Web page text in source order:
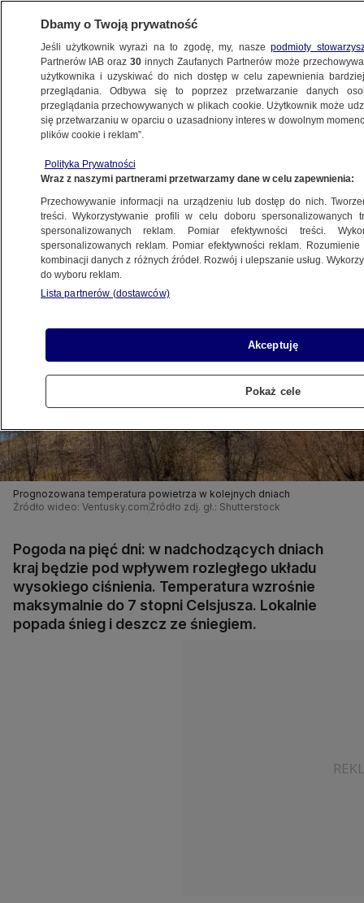
METEO
POGODA
aurą
28.02.2022, 14:36
Udostępnij
Prognozowana temperatura powietrza w kolejnych dniach
Źródło wideo: Ventusky.com Źródło zdj. gł.: Shutterstock
Pogoda na pięć dni: w nadchodzących dniach
kraj będzie pod wpływem rozległego układu
wysokiego ciśnienia. Temperatura wzrośnie
maksymalnie do 7 stopni Celsjusza. Lokalnie
popada śnieg i deszcz ze śniegiem.
Dbamy o Twoją prywatność
Jeśli użytkownik wyrazi na to zgodę, my, naszepodmioty
Partnerów IAB oraz30 innych Zaufanych Partnerów może
użytkownika i uzyskiwać do nich dostęp w celu zapewnienia
przeglądania. Odbywa się to poprzez przetwarzanie danych
przeglądania przechowywanych w plikach cookie. Użytkownik może
się przetwarzaniu w oparciu o uzasadniony interes w dowolnym
plików cookie i reklam”.
Polityka Prywatności
Wraz z naszymi partnerami przetwarzamy dane w celu zapewnienia:
Przechowywanie informacji na urządzeniu lub dostęp do nich.
treści. Wykorzystywanie profili w celu doboru spersonalizowanych
spersonalizowanych reklam. Pomiar efektywności treści.
spersonalizowanych reklam. Pomiar efektywności reklam.
kombinacji danych z różnych źródeł. Rozwój i ulepszanie usług.
do wyboru reklam.
Lista partnerów (dostawców)
Akceptuję
Pokaż cele